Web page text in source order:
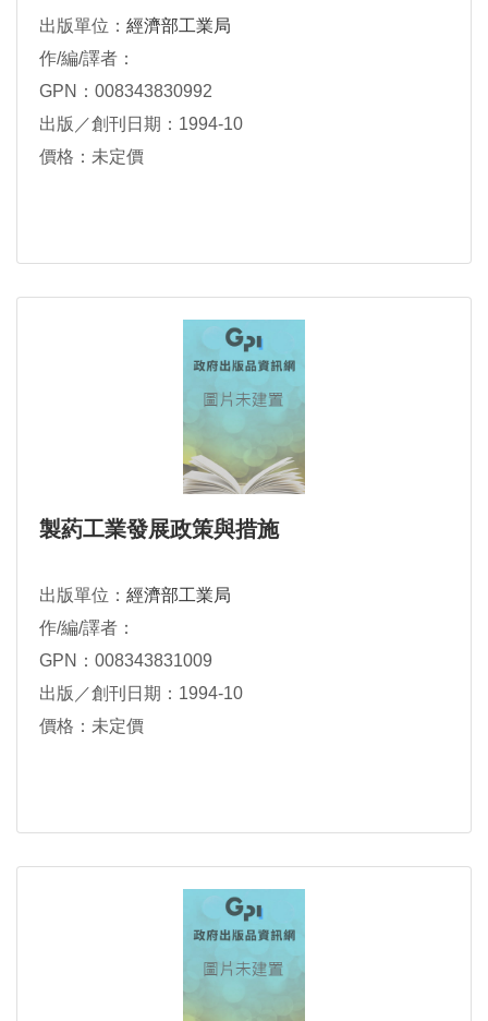
出版單位： 經濟部工業局
作/編/譯者：
GPN：008343830992
出版／創刊日期：1994-10
價格：未定價
製葯工業發展政策與措施
出版單位： 經濟部工業局
作/編/譯者：
GPN：008343831009
出版／創刊日期：1994-10
價格：未定價